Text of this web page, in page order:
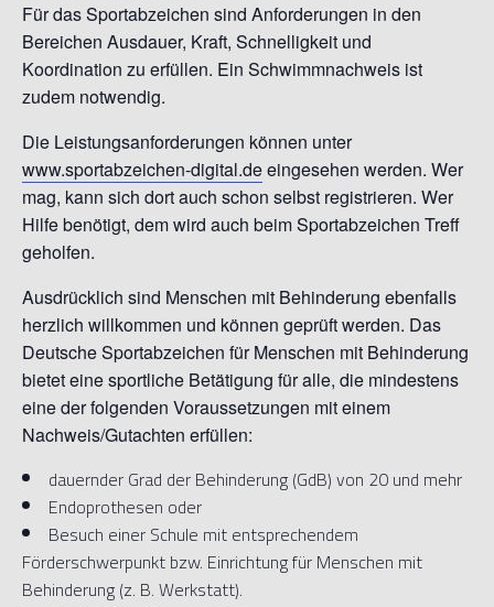
Für das Sportabzeichen sind Anforderungen in den
Bereichen Ausdauer, Kraft, Schnelligkeit und
Koordination zu erfüllen. Ein Schwimmnachweis ist
zudem notwendig.
Die Leistungsanforderungen können unter
www.sportabzeichen-digital.deeingesehen werden. Wer
mag, kann sich dort auch schon selbst registrieren. Wer
Hilfe benötigt, dem wird auch beim Sportabzeichen Treff
geholfen.
Ausdrücklich sind Menschen mit Behinderung ebenfalls
herzlich willkommen und können geprüft werden. Das
Deutsche Sportabzeichen für Menschen mit Behinderung
bietet eine sportliche Betätigung für alle, die mindestens
eine der folgenden Voraussetzungen mit einem
Nachweis/Gutachten erfüllen:
dauernder Grad der Behinderung (GdB) von 20 und mehr
Endoprothesen oder
Besuch einer Schule mit entsprechendem
Förderschwerpunkt bzw. Einrichtung für Menschen mit
Behinderung (z. B. Werkstatt).